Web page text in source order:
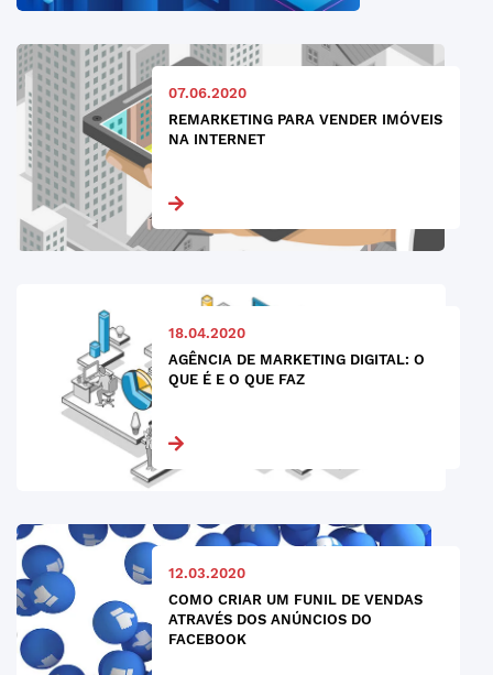
07.06.2020
REMARKETING PARA VENDER IMÓVEIS
NA INTERNET
18.04.2020
AGÊNCIA DE MARKETING DIGITAL: O
QUE É E O QUE FAZ
12.03.2020
COMO CRIAR UM FUNIL DE VENDAS
ATRAVÉS DOS ANÚNCIOS DO
FACEBOOK